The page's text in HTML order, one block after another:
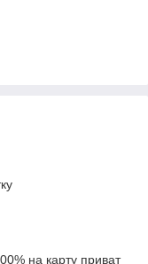
на карту приват